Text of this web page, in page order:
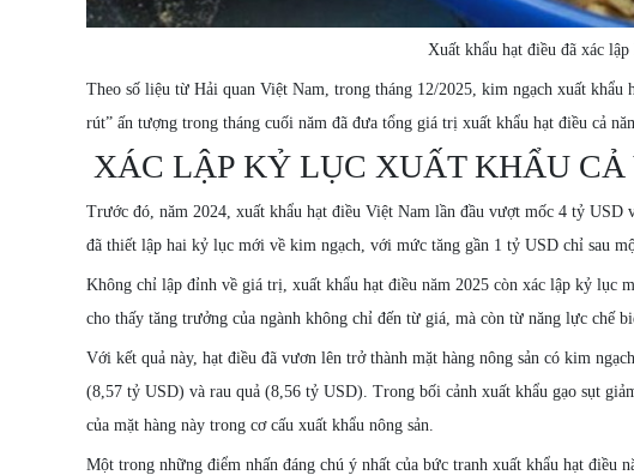
Xuất khẩu hạt điều đã xác
Theo số liệu từ Hải quan Việt Nam, trong tháng 12/2025, kim ngạch xuất
rút” ấn tượng trong tháng cuối năm đã đưa tổng giá trị xuất khẩu hạt điều cả
XÁC LẬP KỶ LỤC XUẤT KHẨU
Trước đó, năm 2024, xuất khẩu hạt điều Việt Nam lần đầu vượt mốc 4 tỷ
đã thiết lập hai kỷ lục mới về kim ngạch, với mức tăng gần 1 tỷ USD chỉ sau
Không chỉ lập đỉnh về giá trị, xuất khẩu hạt điều năm 2025 còn xác lập kỷ lục
cho thấy tăng trưởng của ngành không chỉ đến từ giá, mà còn từ năng lực chế
Với kết quả này, hạt điều đã vươn lên trở thành mặt hàng nông sản có kim
(8,57 tỷ USD) và rau quả (8,56 tỷ USD). Trong bối cảnh xuất khẩu gạo sụt
của mặt hàng này trong cơ cấu xuất khẩu nông sản.
Một trong những điểm nhấn đáng chú ý nhất của bức tranh xuất khẩu hạt